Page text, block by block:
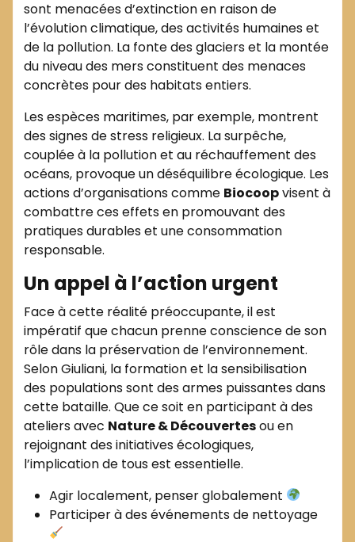
sont menacées d’extinction en raison de
l’évolution climatique, des activités humaines et
de la pollution. La fonte des glaciers et la montée
du niveau des mers constituent des menaces
concrètes pour des habitats entiers.
Les espèces maritimes, par exemple, montrent
des signes de stress religieux. La surpêche,
couplée à la pollution et au réchauffement des
océans, provoque un déséquilibre écologique. Les
actions d’organisations comme Biocoopvisent à
combattre ces effets en promouvant des
pratiques durables et une consommation
responsable.
Un appel à l’action urgent
Face à cette réalité préoccupante, il est
impératif que chacun prenne conscience de son
rôle dans la préservation de l’environnement.
Selon Giuliani, la formation et la sensibilisation
des populations sont des armes puissantes dans
cette bataille. Que ce soit en participant à des
ateliers avec Nature & Découvertesou en
rejoignant des initiatives écologiques,
l’implication de tous est essentielle.
Agir localement, penser globalement
Participer à des événements de nettoyage